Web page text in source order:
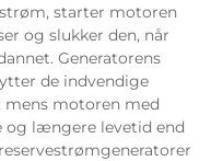
starter motoren
og slukker den, når
Generatorens
de indvendige
motoren med
og længere levetid end